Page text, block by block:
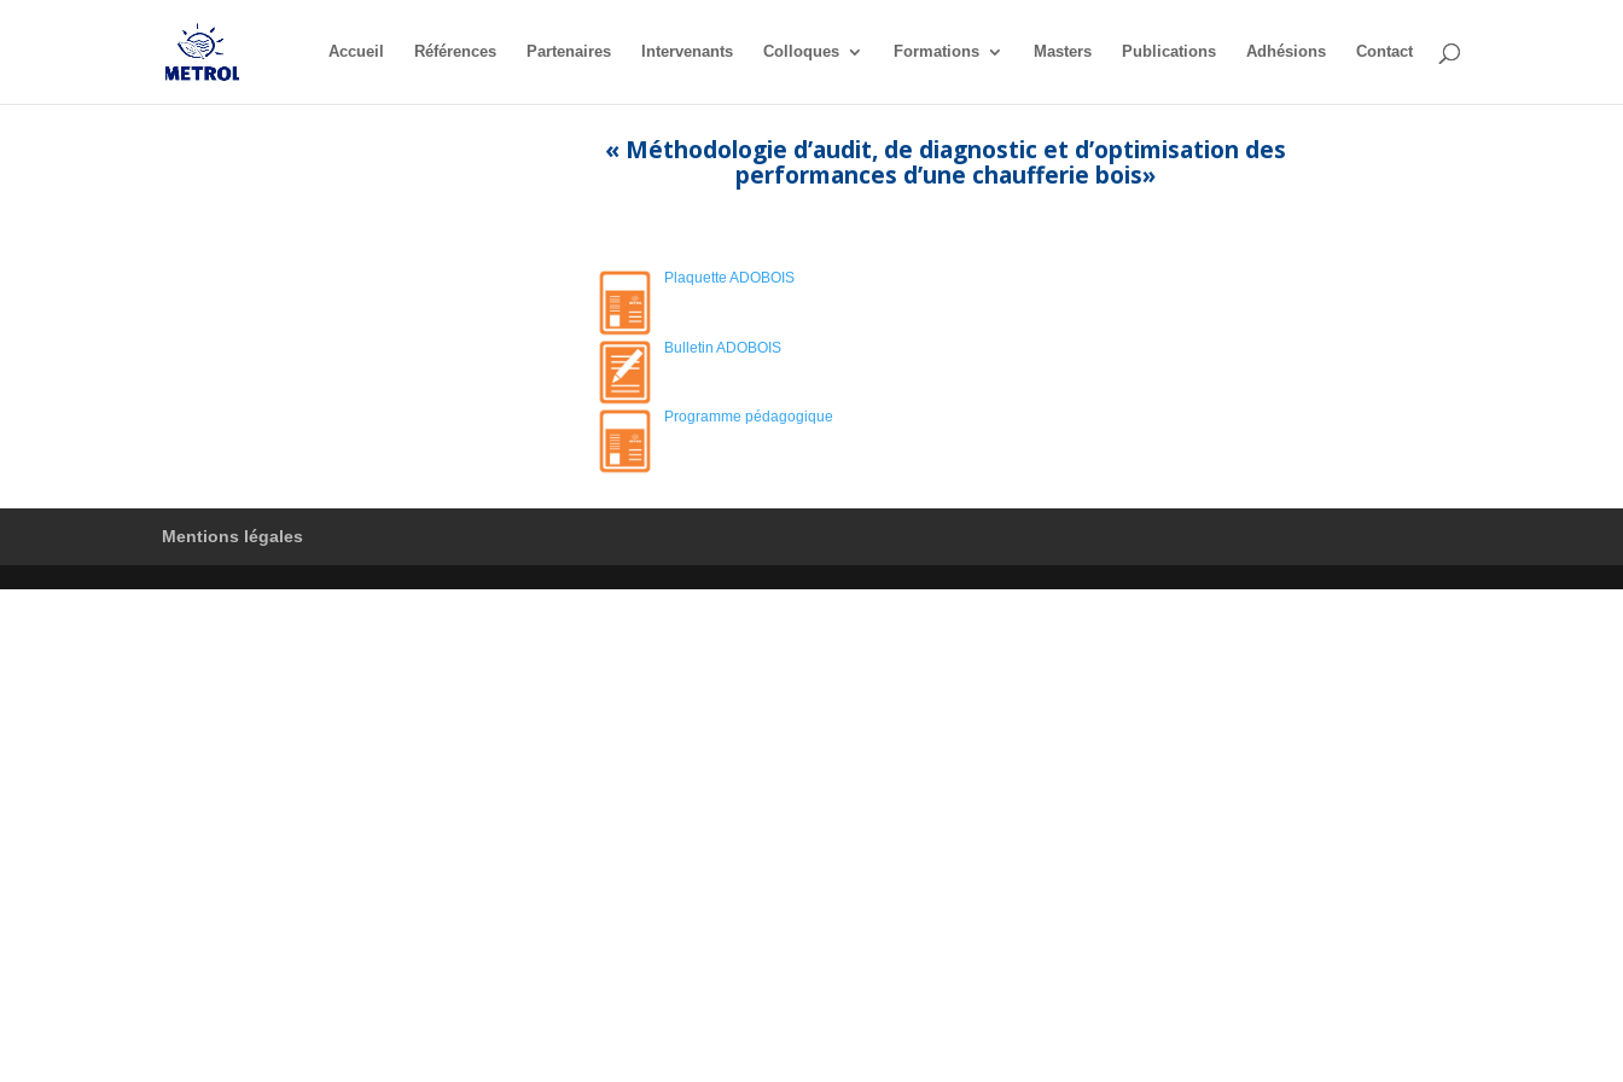
Accueil Références Partenaires Intervenants Colloques Formations Masters Publications Adhésions Contact
« Méthodologie d’audit, de diagnostic et d’optimisation des
performances d’une chaufferie bois»
Plaquette ADOBOIS
Bulletin ADOBOIS
Programme pédagogique
Mentions légales